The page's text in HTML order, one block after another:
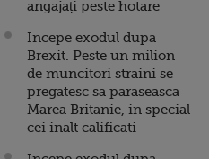
angajați peste hotare
Incepe exodul dupa
Brexit. Peste un milion
de muncitori straini se
pregatesc sa paraseasca
Marea Britanie, in special
cei inalt calificati